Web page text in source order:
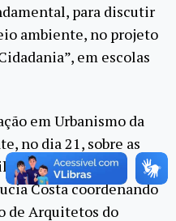
para discutir
ambiente, no projeto
em escolas
em Urbanismo da
no dia 21, sobre as
e da América
Costa coordenando
de Arquitetos do